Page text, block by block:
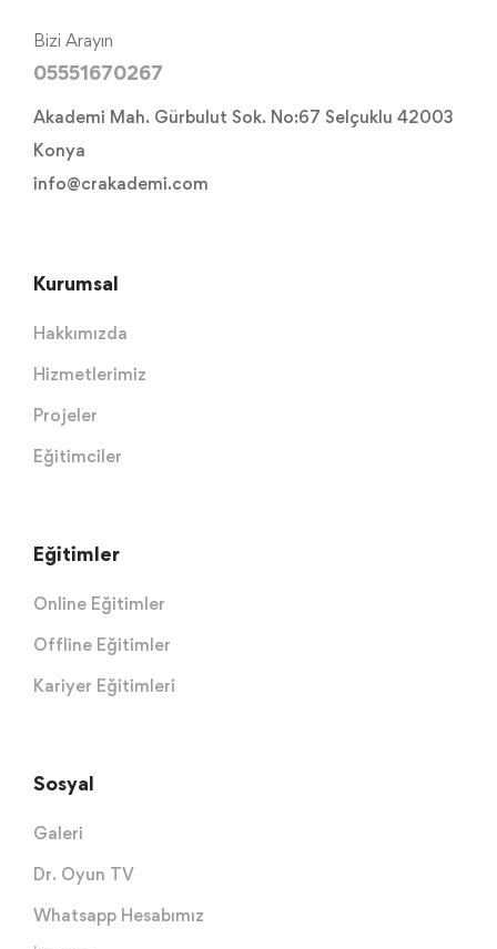
Bizi Arayın
05551670267
Akademi Mah. Gürbulut Sok. No:67 Selçuklu 42003
Konya
info@crakademi.com
Kurumsal
Hakkımızda
Hizmetlerimiz
Projeler
Eğitimciler
Eğitimler
Online Eğitimler
Offline Eğitimler
Kariyer Eğitimleri
Sosyal
Galeri
Dr. Oyun TV
Whatsapp Hesabımız